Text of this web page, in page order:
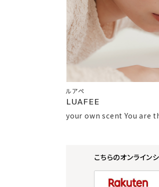
ルアペ
LUAFEE
your own scent You are
こちらのオンライン